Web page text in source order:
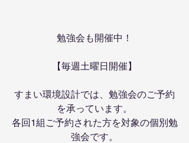
勉強会も開催中！
【毎週土曜日開催】
すまい環境設計では、勉強会のご予約
を承っています。
各回1組ご予約された方を対象の個別勉
強会です。